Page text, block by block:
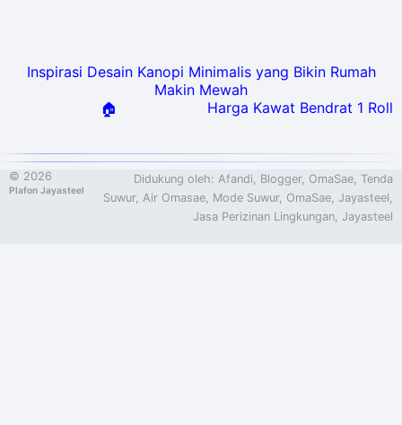
Inspirasi Desain Kanopi Minimalis yang Bikin Rumah
Makin Mewah
Harga Kawat Bendrat 1 Roll
🏠
© 2026
Plafon Jayasteel
Didukung oleh: Afandi, Blogger, OmaSae, Tenda
Suwur, Air Omasae, Mode Suwur, OmaSae, Jayasteel,
Jasa Perizinan Lingkungan, Jayasteel